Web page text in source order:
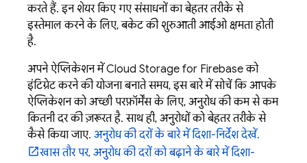
करते हैं. इन शेयर किए गए संसाधनों का बेहतर तरीके से
इस्तेमाल करने के लिए, बकेट की शुरुआती आईओ क्षमता होती
है.
अपने ऐप्लिकेशन मेंCloud Storage for Firebaseको
इंटिग्रेट करने की योजना बनाते समय, इस बारे में सोचें कि आपके
ऐप्लिकेशन को अच्छी परफ़ॉर्मेंस के लिए, अनुरोध की कम से कम
कितनी दर की ज़रूरत है. साथ ही, अनुरोधों को बेहतर तरीके से
कैसे किया जाए. अनुरोध की दरों के बारे में दिशा-निर्देश देखें.
खास तौर पर, अनुरोध की दरों को बढ़ाने के बारे में दिशा-